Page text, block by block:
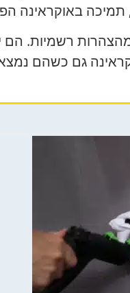
באוקראינה
רשמיות. הם
גם כשהם